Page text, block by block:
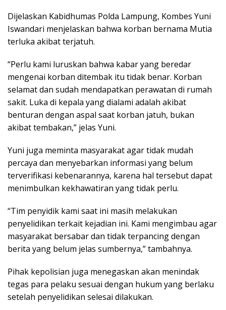
Dijelaskan Kabidhumas Polda Lampung, Kombes Yuni
Iswandari menjelaskan bahwa korban bernama Mutia
terluka akibat terjatuh.
“Perlu kami luruskan bahwa kabar yang beredar
mengenai korban ditembak itu tidak benar. Korban
selamat dan sudah mendapatkan perawatan di rumah
sakit. Luka di kepala yang dialami adalah akibat
benturan dengan aspal saat korban jatuh, bukan
akibat tembakan,” jelas Yuni.
Yuni juga meminta masyarakat agar tidak mudah
percaya dan menyebarkan informasi yang belum
terverifikasi kebenarannya, karena hal tersebut dapat
menimbulkan kekhawatiran yang tidak perlu.
“Tim penyidik kami saat ini masih melakukan
penyelidikan terkait kejadian ini. Kami mengimbau agar
masyarakat bersabar dan tidak terpancing dengan
berita yang belum jelas sumbernya,” tambahnya.
Pihak kepolisian juga menegaskan akan menindak
tegas para pelaku sesuai dengan hukum yang berlaku
setelah penyelidikan selesai dilakukan.